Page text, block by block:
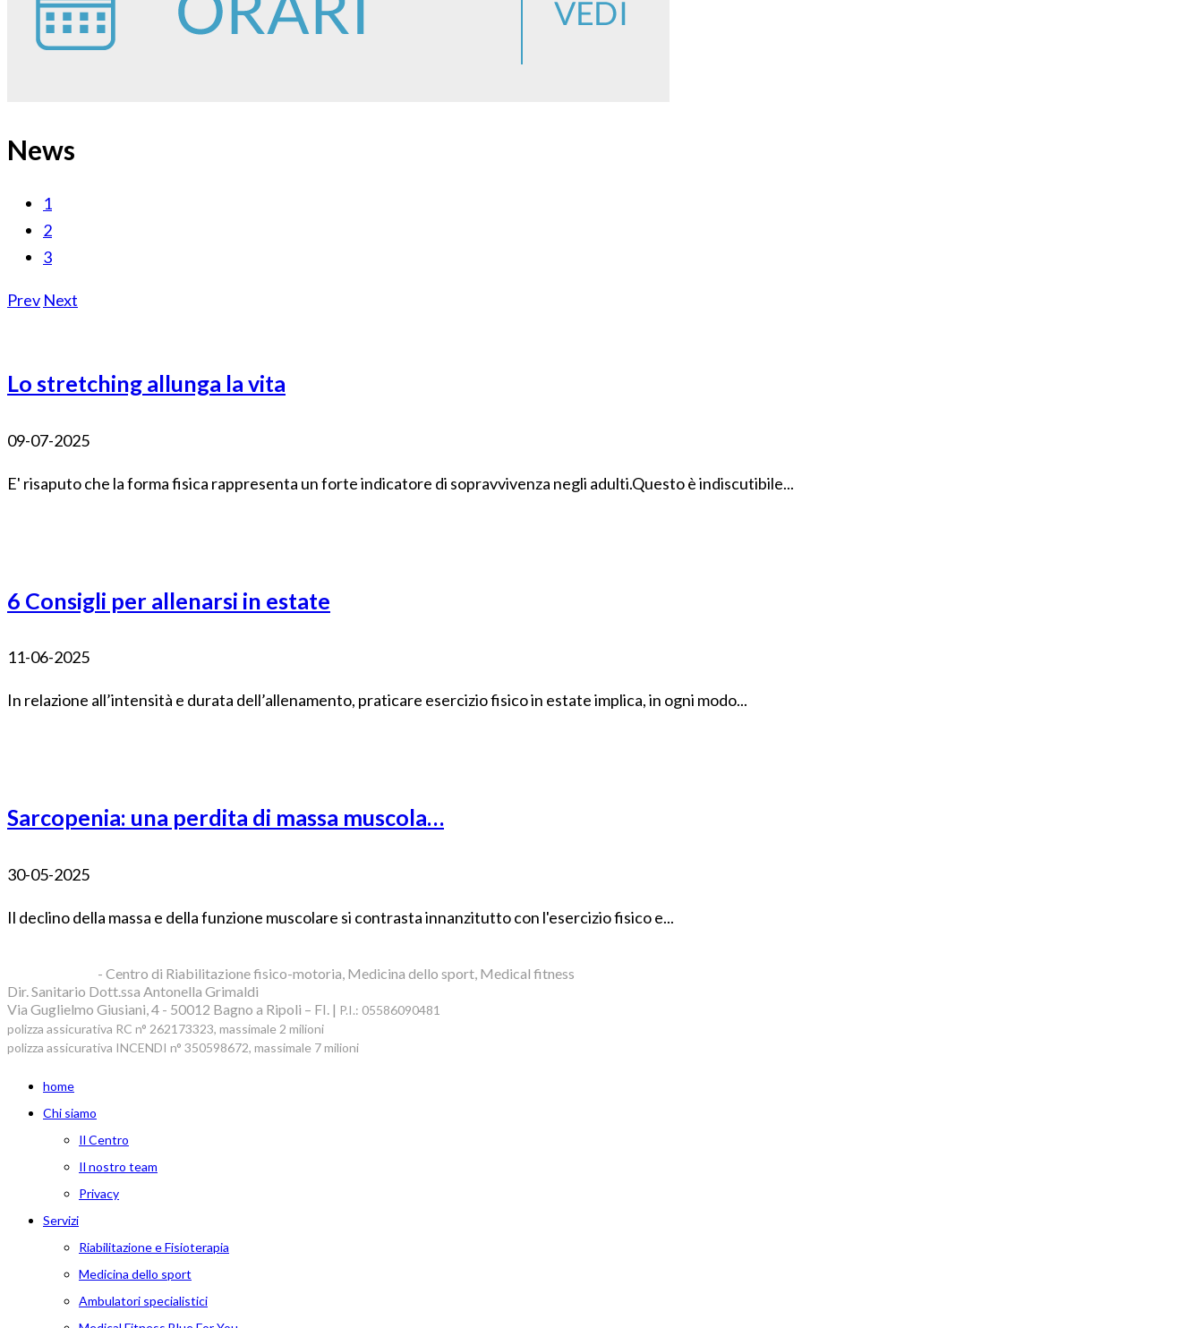
News
1
2
3
Prev Next
Lo stretching allunga la vita
09-07-2025
E' risaputo che la forma fisica rappresenta un forte indicatore di sopravvivenza negli adulti.Questo è indiscutibile...
6 Consigli per allenarsi in estate
11-06-2025
In relazione all’intensità e durata dell’allenamento, praticare esercizio fisico in estate implica, in ogni modo...
Sarcopenia: una perdita di massa muscola…
30-05-2025
Il declino della massa e della funzione muscolare si contrasta innanzitutto con l'esercizio fisico e...
- Centro di Riabilitazione fisico-motoria, Medicina dello sport, Medical fitness
Dir. Sanitario Dott.ssa Antonella Grimaldi
Via Guglielmo Giusiani, 4 - 50012 Bagno a Ripoli – FI. | P.I.: 05586090481
polizza assicurativa RC n° 262173323, massimale 2 milioni
polizza assicurativa INCENDI n° 350598672, massimale 7 milioni
home
Chi siamo
Il Centro
Il nostro team
Privacy
Servizi
Riabilitazione e Fisioterapia
Medicina dello sport
Ambulatori specialistici